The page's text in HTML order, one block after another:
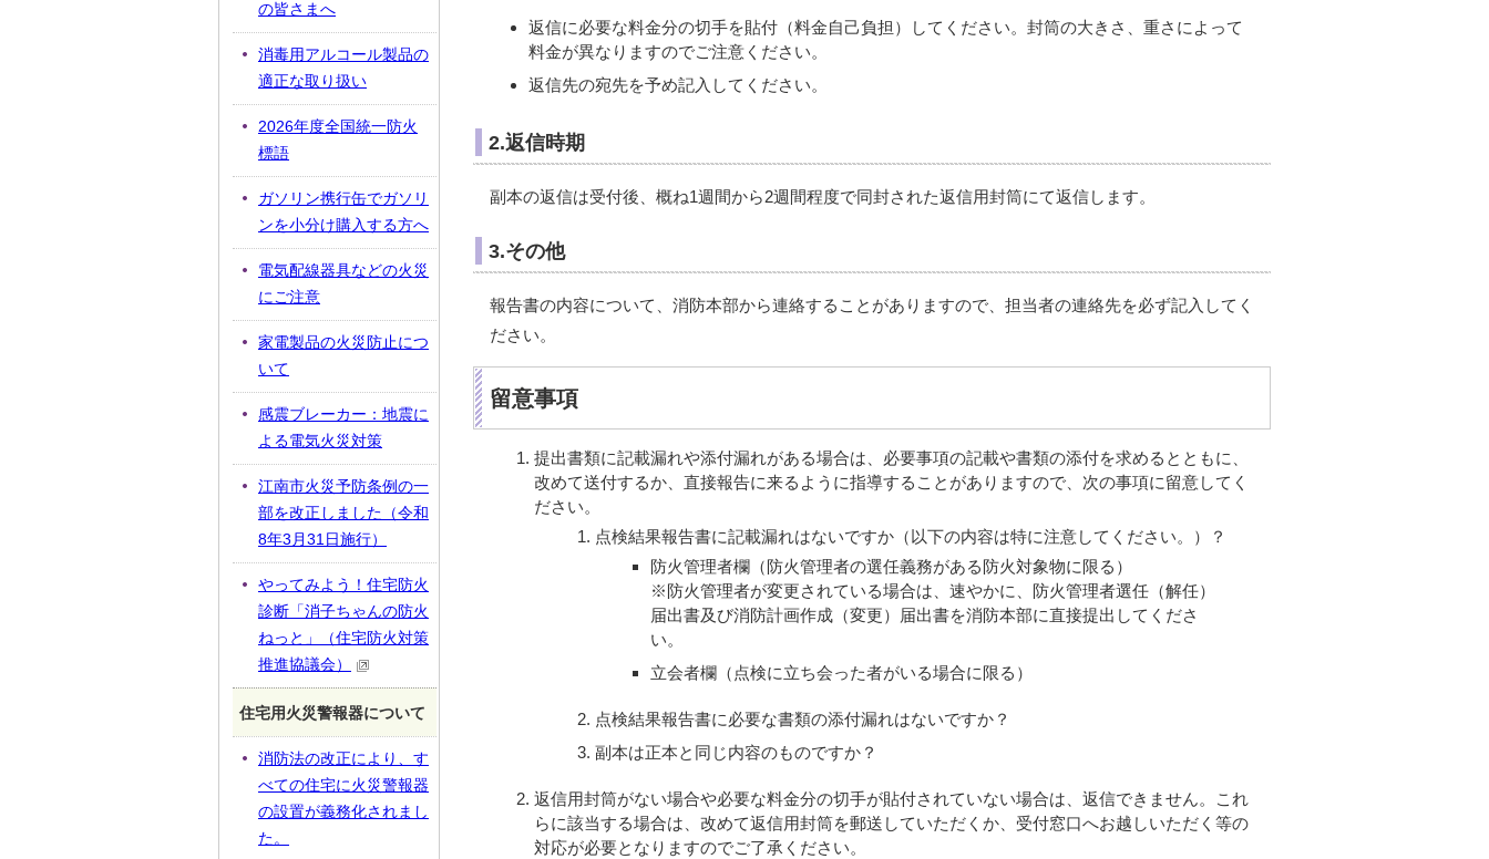
返信に必要な料金分の切手を貼付（料金自己負担）してください。封筒の大きさ、重さによって
料金が異なりますのでご注意ください。
返信先の宛先を予め記入してください。
2.返信時期
副本の返信は受付後、概ね1週間から2週間程度で同封された返信用封筒にて返信します。
3.その他
報告書の内容について、消防本部から連絡することがありますので、担当者の連絡先を必ず記入してく
ださい。
留意事項
提出書類に記載漏れや添付漏れがある場合は、必要事項の記載や書類の添付を求めるとともに、
改めて送付するか、直接報告に来るように指導することがありますので、次の事項に留意してく
ださい。
点検結果報告書に記載漏れはないですか（以下の内容は特に注意してください。）？
防火管理者欄（防火管理者の選任義務がある防火対象物に限る）
※防火管理者が変更されている場合は、速やかに、防火管理者選任（解任）
届出書及び消防計画作成（変更）届出書を消防本部に直接提出してくださ
い。
立会者欄（点検に立ち会った者がいる場合に限る）
点検結果報告書に必要な書類の添付漏れはないですか？
副本は正本と同じ内容のものですか？
返信用封筒がない場合や必要な料金分の切手が貼付されていない場合は、返信できません。これ
らに該当する場合は、改めて返信用封筒を郵送していただくか、受付窓口へお越しいただく等の
対応が必要となりますのでご了承ください。
の皆さまへ
消毒用アルコール製品の
適正な取り扱い
2026年度全国統一防火
標語
ガソリン携行缶でガソリ
ンを小分け購入する方へ
電気配線器具などの火災
にご注意
家電製品の火災防止につ
いて
感震ブレーカー：地震に
よる電気火災対策
江南市火災予防条例の一
部を改正しました（令和
8年3月31日施行）
やってみよう！住宅防火
診断「消子ちゃんの防火
ねっと」（住宅防火対策
推進協議会）
住宅用火災警報器について
消防法の改正により、す
べての住宅に火災警報器
の設置が義務化されまし
た。